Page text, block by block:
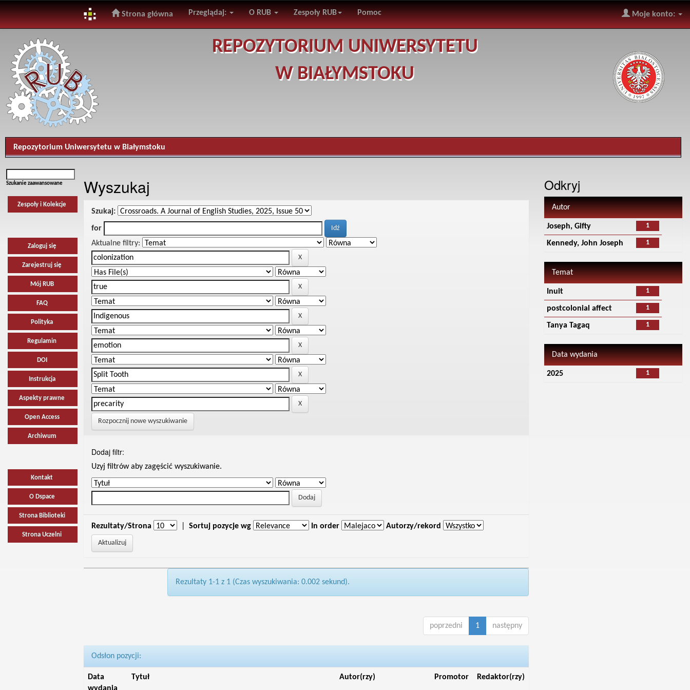
navigation
Strona główna Przeglądaj: O RUB Zespoły RUB Pomoc Moje konto:
REPOZYTORIUM UNIWERSYTETU
W BIAŁYMSTOKU
Repozytorium Uniwersytetu w Białymstoku
Szukanie zaawansowane
Zespoły i Kolekcje
Zaloguj się
Zarejestruj się
Mój RUB
FAQ
Polityka
Regulamin
DOI
Instrukcja
Aspekty prawne
Open Access
Archiwum
Kontakt
O Dspace
Strona Biblioteki
Strona Uczelni
Wyszukaj
Szukaj:
for
Aktualne filtry:
Rozpocznij nowe wyszukiwanie
Dodaj filtr:
Uzyj filtrów aby zagęścić wyszukiwanie.
Rezultaty/Strona Sortuj pozycje wg In order Autorzy/rekord
Rezultaty 1-1 z 1 (Czas wyszukiwania: 0.002 sekund).
poprzedni 1 następny
Odsłon pozycji:
Data
Tytuł Autor(rzy) Promotor Redaktor(rzy)
Odkryj
Autor
1
Joseph, Gifty
1
Kennedy, John Joseph
Temat
1
Inuit
1
postcolonial affect
1
Tanya Tagaq
Data wydania
1
2025